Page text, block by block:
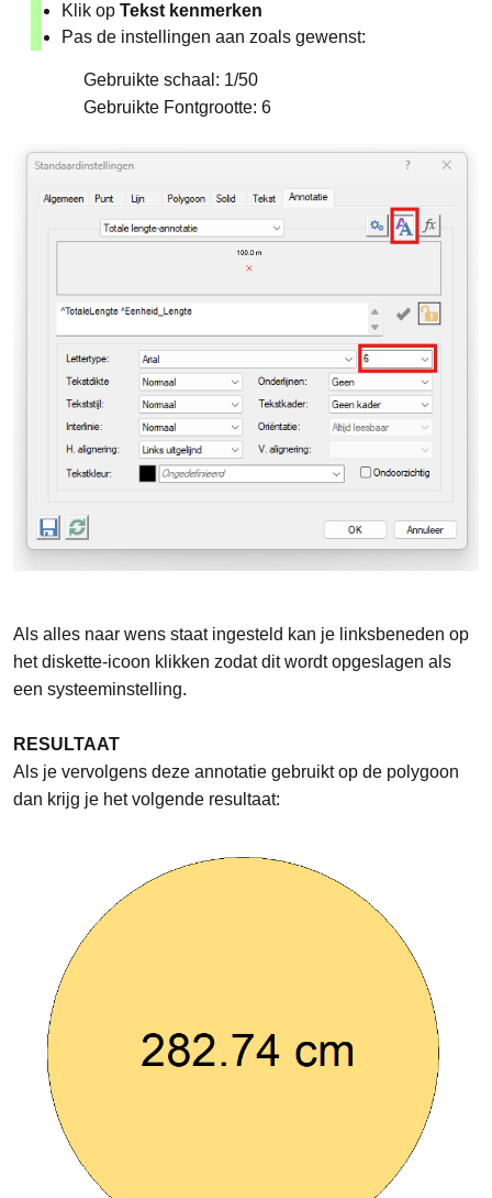
Klik op Tekst kenmerken
Pas de instellingen aan zoals gewenst:
Gebruikte schaal: 1/50
Gebruikte Fontgrootte: 6
Als alles naar wens staat ingesteld kan je linksbeneden op
het diskette-icoon klikken zodat dit wordt opgeslagen als
een systeeminstelling.
RESULTAAT
Als je vervolgens deze annotatie gebruikt op de polygoon
dan krijg je het volgende resultaat: